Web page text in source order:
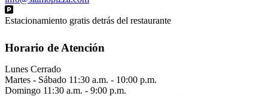
Estacionamiento gratis detrás del restaurante
Horario de Atención
Lunes Cerrado
Martes - Sábado 11:30 a.m. - 10:00 p.m.
Domingo 11:30 a.m. - 9:00 p.m.